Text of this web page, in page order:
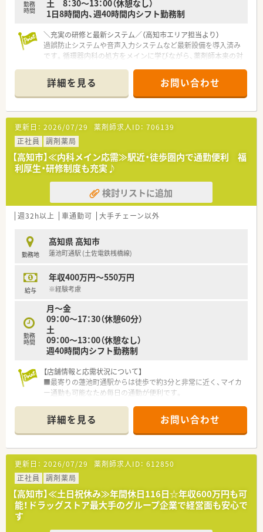
【こんな方が活躍中】
■患者様にしっかりと寄り添いながら、地域医療の発展に貢献し
■店舗間の連携や事務スタッフとの円滑なコミュニケーション
を大切にし、チーム医療を実践できる方ばかりです。
■未経験からスタートし、周囲の温かいサポートを受けながら着
実にスキルアップを果たしたスタッフもいます。
勤務
時間
土 8：30～13：00（休憩なし）
1日8時間内、週40時間内シフト勤務制
＼充実の研修と最新システム／（高知市エリア担当より）
過誤防止システムや音声入力システムなど最新設備を導入済み
です。循環器内科の処方をメインに学びながら、薬剤師本来の対
【店舗情報と応需状況について】
■最寄りの大橋通駅からは徒歩で約5分と非常に近く、市内中心
部に位置するため毎日の通勤が大変便利な立地です。
■隣接するクリニックより循環器内科や内科の処方箋をメイン
に受け付けており、1日の応需枚数は約20枚となっています。
■現在は50代の女性管理薬剤師とパート薬剤師、20代の事務ス
タッフが在籍しており、少人数で協力しながら業務を行っていま
す。
【募集背景と求める人物像について】
■今後の店舗体制の強化を見据えた募集であり、将来的に店舗の
主力として長くご活躍いただける薬剤師を求めています。
■循環器内科や内科の処方箋を通じて、患者様とのコミュニケー
■少人数のアットホームな店舗であるため、周囲のスタッフと協
調性を持ち、前向きに業務に取り組める方を求めます。
■東証プライム上場企業のグループ会社として、東北から沖縄ま
で全国に多数の店舗を展開している非常に安定した企業です。
し、地域に根ざした信頼される店舗作りを行っています。
■薬剤師の業務をバックアップするための機械化やシステム化
を積極的に推進し、安全かつ効率的な調剤環境を提供していま
す。
■東証プライム上場企業のグループという安定した経営基盤の
もと、腰を据えて長く安心して働き続けたい方に最適の職場で
す。
■循環器内科の処方箋に集中して取り組み、幅広い疾患に対する
専門的な知識や対応スキルをしっかりと身につけたい方におす
すめです。
■月曜日と日曜日の連休を活用し、仕事とプライベートのバラン
スをしっかりと保ちながら働きたい方にぴったりの環境です。
詳細を見る お問い合わせ
更新日： 2026/07/29 薬剤師求人ID： 706139
正社員
調剤薬局
【高知市】≪内科メイン応需≫駅近・徒歩圏内で通勤便利 福
利厚生・研修制度も充実♪
検討リストに追加
週32h以上 車通勤可 大手チェーン以外
勤務地
高知県 高知市
蓮池町通駅 (土佐電鉄桟橋線)
給与
年収400万円～550万円
※経験考慮
勤務
時間
月～金
09：00～17：30（休憩60分）
土
09：00～13：00（休憩なし）
週40時間内シフト勤務制
【店舗情報と応需状況について】
■最寄りの蓮池町通駅からは徒歩で約3分と非常に近く、マイカ
ー通勤も可能なため毎日の通勤が便利です。
おり、1日の応需枚数は約50枚となっています。
■現在は男性の管理薬剤師1名とパート薬剤師1名、事務員2名の
体制で協力しながら円滑に業務を行っています。
【募集背景と求める人物像について】
■今後の体制強化を見据えた募集であり、将来的に店舗の主力と
して長く活躍していただける方を求めています。
■内科を中心とした処方箋を通じて、患者様とのコミュニケーシ
ョンを大切にしながら親身に対応できる方を歓迎します。
■経験が浅い方でも、周囲のスタッフと協力しながら前向きに業
詳細を見る お問い合わせ
更新日： 2026/07/29 薬剤師求人ID： 612850
正社員
調剤薬局
【高知市】≪土日祝休み≫年間休日116日☆年収600万円も可
能！ドラッグストア最大手のグループ企業で経営面も安心で
す